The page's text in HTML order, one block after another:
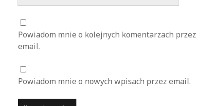
Powiadom mnie o kolejnych komentarzach przez
email.
Powiadom mnie o nowych wpisach przez email.